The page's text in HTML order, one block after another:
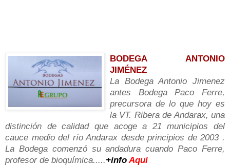
BODEGA ANTONIO
JIMÉNEZ
La Bodega Antonio Jimenez
antes Bodega Paco Ferre,
precursora de lo que hoy es
la VT. Ribera de Andarax, una
distinción de calidad que acoge a 21 municipios del
cauce medio del río Andarax desde principios de 2003 .
La Bodega comenzó su andadura cuando Paco Ferre,
profesor de bioquímica.....+info Aqui